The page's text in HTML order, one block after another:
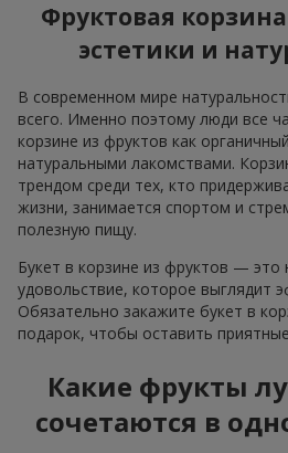
Фруктовая
эстетики и
В современном мире
всего. Именно поэтому люди все
корзине из фруктов как
натуральными лакомствами.
трендом среди тех, кто
жизни, занимается спортом и
полезную пищу.
Букет в корзине из фруктов — это
удовольствие, которое выглядит
Обязательно закажите букет в
подарок, чтобы оставить
Какие фрукты
сочетаются в